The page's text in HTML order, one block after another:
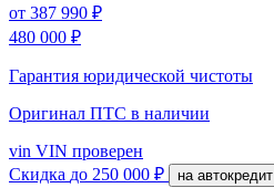
от 387 990 ₽
480 000 ₽
Гарантия юридической чистоты
Оригинал ПТС в наличии
vin VIN проверен
Скидка до 250 000 ₽ на автокредит